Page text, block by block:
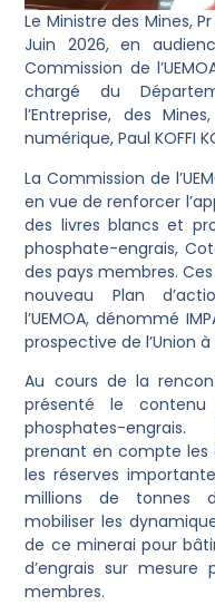
Le Ministre des Mines,
Juin 2026, en
Commission de
chargé du
l’Entreprise, des
numérique, Paul KOFFI
La Commission de
en vue de renforcer
des livres blancs et
phosphate-engrais,
des pays membres.
nouveau Plan
l’UEMOA, dénommé
prospective de l’Union à
Au cours de la
présenté le
phosphates-engrais.
prenant en compte
les réserves
millions de tonnes
mobiliser les
de ce minerai pour
d’engrais sur mesure
membres.